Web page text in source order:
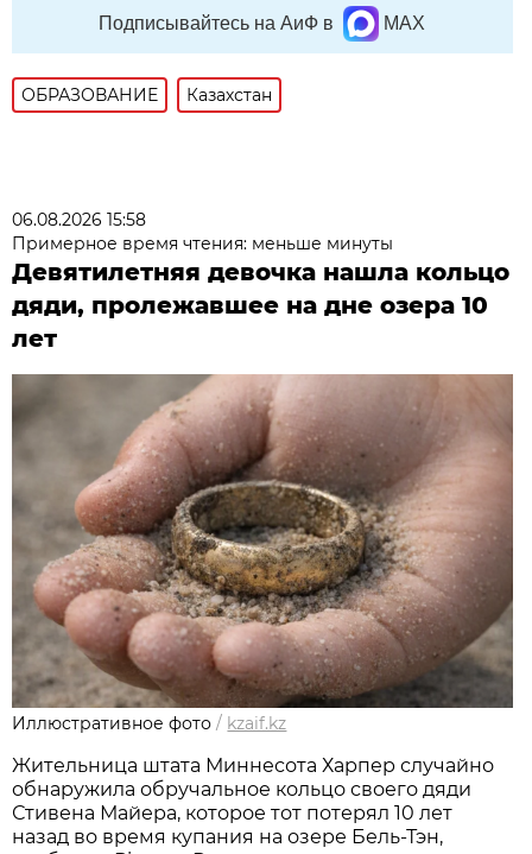
Подписывайтесь на АиФ в MAX
ОБРАЗОВАНИЕ Казахстан
06.08.2026 15:58
Примерное время чтения: меньше минуты
Девятилетняя девочка нашла кольцо
дяди, пролежавшее на дне озера 10
лет
Иллюстративное фото / kzaif.kz
Жительница штата Миннесота Харпер случайно
обнаружила обручальное кольцо своего дяди
Стивена Майера, которое тот потерял 10 лет
назад во время купания на озере Бель-Тэн,